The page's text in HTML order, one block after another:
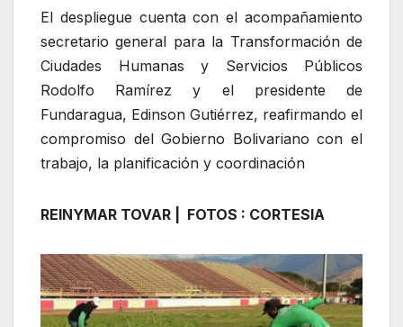
El despliegue cuenta con el acompañamiento
secretario general para la Transformación de
Ciudades Humanas y Servicios Públicos
Rodolfo Ramírez y el presidente de
Fundaragua, Edinson Gutiérrez, reafirmando el
compromiso del Gobierno Bolivariano con el
trabajo, la planificación y coordinación
REINYMAR TOVAR | FOTOS : CORTESIA